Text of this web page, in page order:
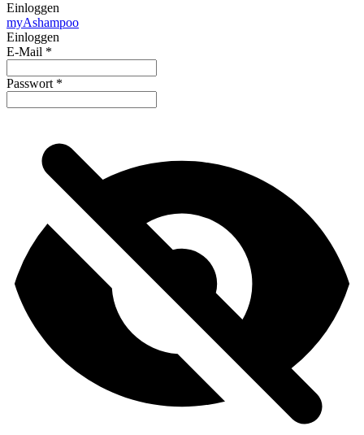
Einloggen
myAshampoo
Einloggen
E-Mail *
Passwort *